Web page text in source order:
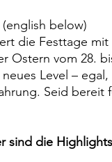
(english below)
die Festtage mit
Ostern vom 28.
neues Level –
Seid bereit
sind die